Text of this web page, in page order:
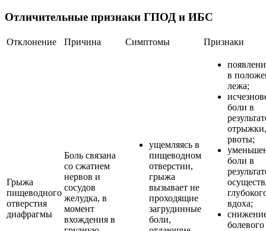
Отличительные признаки ГПОД и ИБС
Отклонение Причина Симптомы Признаки
Грыжа
пищеводного
отверстия
диафрагмы
Боль связана
со сжатием
нервов и
сосудов
желудка, в
момент
вхождения в
ущемляясь в
пищеводном
отверстии,
грыжа
вызывает не
проходящие
загрудинные
боли,
в
лежа;
боли в
отрыжки,
рвоты;
боли в
вдоха;
болевого